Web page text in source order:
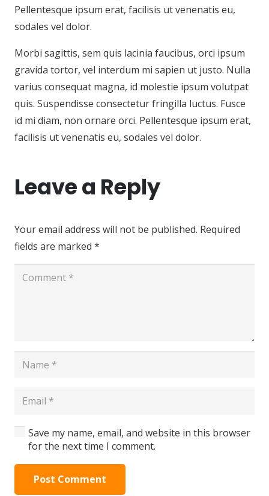
Pellentesque ipsum erat, facilisis ut venenatis eu,
sodales vel dolor.
Morbi sagittis, sem quis lacinia faucibus, orci ipsum
gravida tortor, vel interdum mi sapien ut justo. Nulla
varius consequat magna, id molestie ipsum volutpat
quis. Suspendisse consectetur fringilla luctus. Fusce
id mi diam, non ornare orci. Pellentesque ipsum erat,
facilisis ut venenatis eu, sodales vel dolor.
Leave a Reply
Your email address will not be published. Required
fields are marked *
Save my name, email, and website in this browser
for the next time I comment.
Post Comment